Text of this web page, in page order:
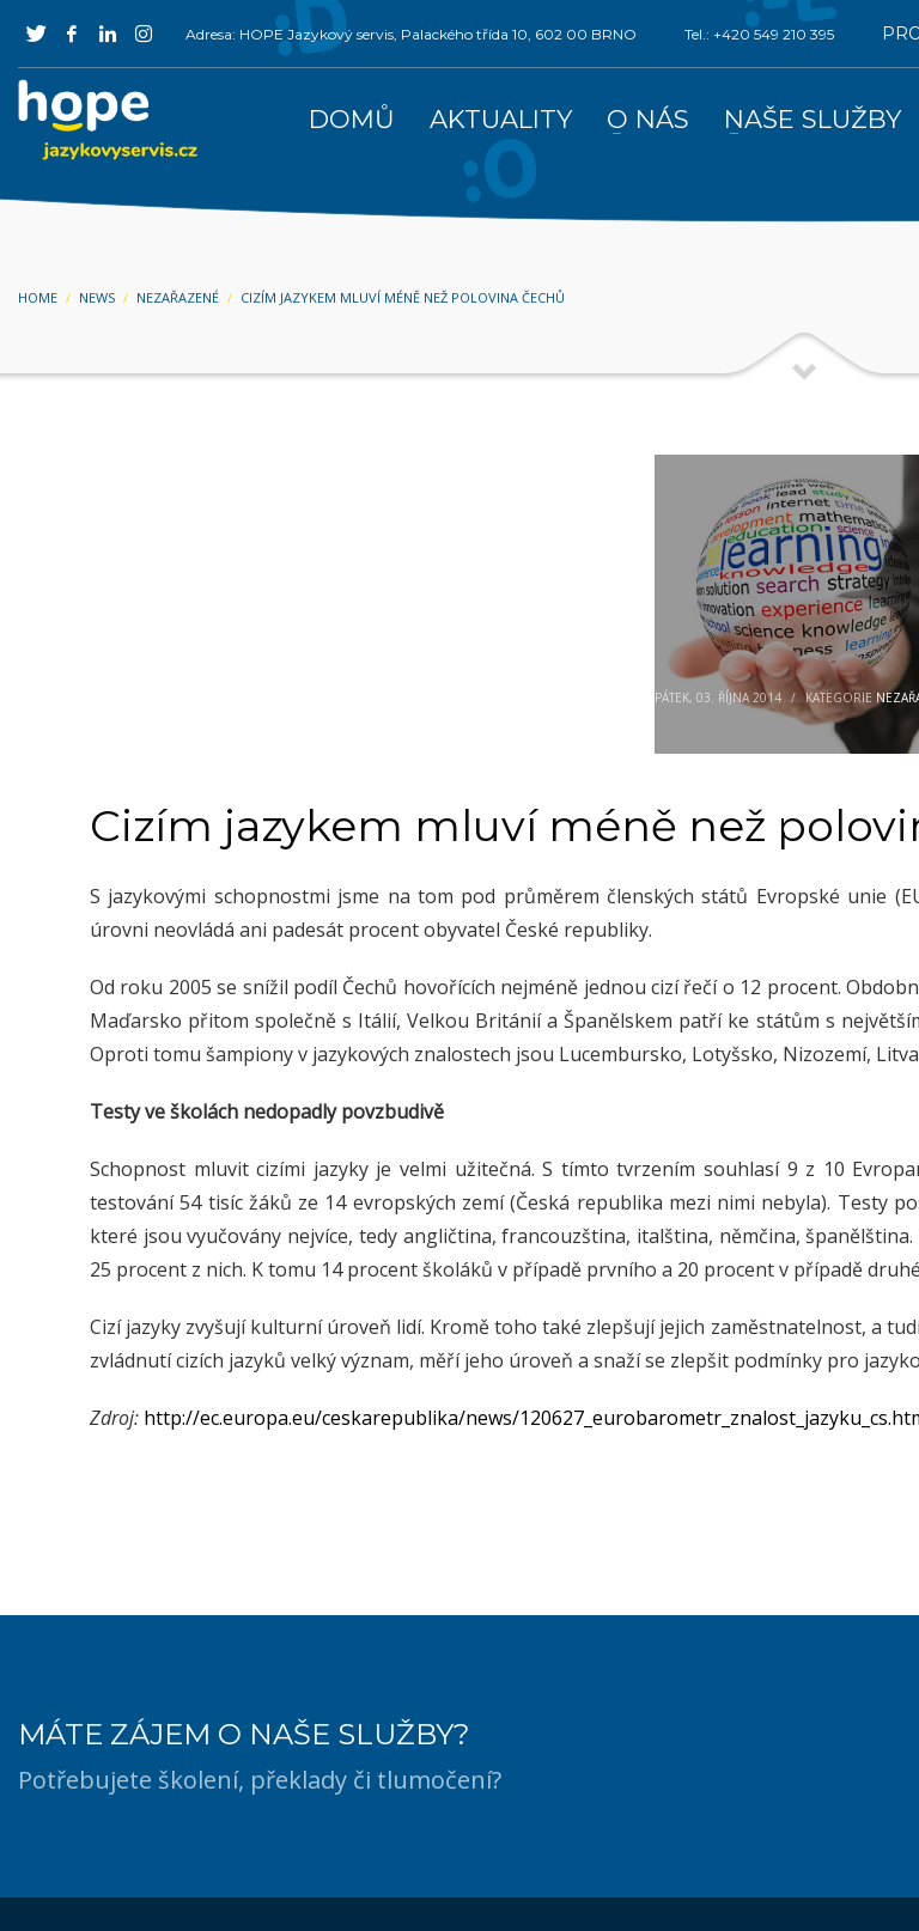
Adresa: HOPE Jazykový servis, Palackého třída 10, 602 00 BRNO Tel.: +420 549 210 395
DOMŮ AKTUALITY O NÁS NAŠE SLUŽBY
HOME NEWS NEZAŘAZENÉ CIZÍM JAZYKEM MLUVÍ MÉNĚ NEŽ POLOVINA ČECHŮ
PÁTEK, 03. ŘÍJNA 2014 / KATEGORIE
Cizím jazykem mluví méně než
S jazykovými schopnostmi jsme na tom pod průměrem členských států Evropské unie
úrovni neovládá ani padesát procent obyvatel České republiky.
Od roku 2005 se snížil podíl Čechů hovořících nejméně jednou cizí řečí o 12 procent.
Maďarsko přitom společně s Itálií, Velkou Británií a Španělskem patří ke státům s
Oproti tomu šampiony v jazykových znalostech jsou Lucembursko, Lotyšsko, Nizozemí,
Testy ve školách nedopadly povzbudivě
Schopnost mluvit cizími jazyky je velmi užitečná. S tímto tvrzením souhlasí 9 z 10
testování 54 tisíc žáků ze 14 evropských zemí (Česká republika mezi nimi nebyla). Testy
které jsou vyučovány nejvíce, tedy angličtina, francouzština, italština, němčina,
25 procent z nich. K tomu 14 procent školáků v případě prvního a 20 procent v případě
Cizí jazyky zvyšují kulturní úroveň lidí. Kromě toho také zlepšují jejich zaměstnatelnost, a
zvládnutí cizích jazyků velký význam, měří jeho úroveň a snaží se zlepšit podmínky pro
Zdroj: http://ec.europa.eu/ceskarepublika/news/
MÁTE ZÁJEM O NAŠE SLUŽBY?
Potřebujete školení, překlady či tlumočení?